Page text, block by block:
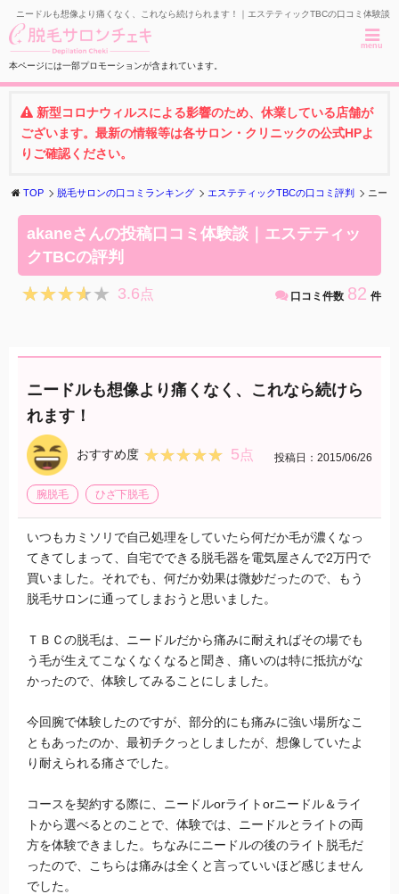
ニードルも想像より痛くなく、これなら続けられます！｜エステティックTBCの口コミ体験談
menu
本ページには一部プロモーションが含まれています。
新型コロナウィルスによる影響のため、休業している店舗が
ございます。最新の情報等は各サロン・クリニックの公式HPよ
りご確認ください。
TOP 脱毛サロンの口コミランキング エステティックTBCの口コミ評判 ニー
akaneさんの投稿口コミ体験談｜エステティッ
クTBCの評判
★★★★★
★★★★★ 3.6点 口コミ件数 82 件
ニードルも想像より痛くなく、これなら続けら
れます！
おすすめ度 ★★★★★
★★★★★ 5点 投稿日：2015/06/26
腕脱毛 ひざ下脱毛
いつもカミソリで自己処理をしていたら何だか毛が濃くなっ
てきてしまって、自宅でできる脱毛器を電気屋さんで2万円で
買いました。それでも、何だか効果は微妙だったので、もう
脱毛サロンに通ってしまおうと思いました。
ＴＢＣの脱毛は、ニードルだから痛みに耐えればその場でも
う毛が生えてこなくなくなると聞き、痛いのは特に抵抗がな
かったので、体験してみることにしました。
今回腕で体験したのですが、部分的にも痛みに強い場所なこ
ともあったのか、最初チクっとしましたが、想像していたよ
り耐えられる痛さでした。
コースを契約する際に、ニードルorライトorニードル＆ライ
トから選べるとのことで、体験では、ニードルとライトの両
方を体験できました。ちなみにニードルの後のライト脱毛だ
ったので、こちらは痛みは全くと言っていいほど感じません
でした。